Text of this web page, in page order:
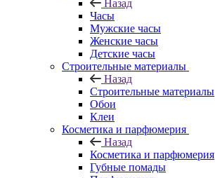
Назад
Часы
Мужские часы
Женские часы
Детские часы
Строительные материалы
Назад
Строительные материалы
Обои
Клеи
Косметика и парфюмерия
Назад
Косметика и парфюмерия
Губные помады